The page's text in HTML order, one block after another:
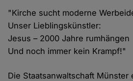
"Kirche sucht moderne
Unser Lieblingskünstler:
Jesus – 2000 Jahre rumhängen
Und noch immer kein Krampf!"
Die Staatsanwaltschaft Münster